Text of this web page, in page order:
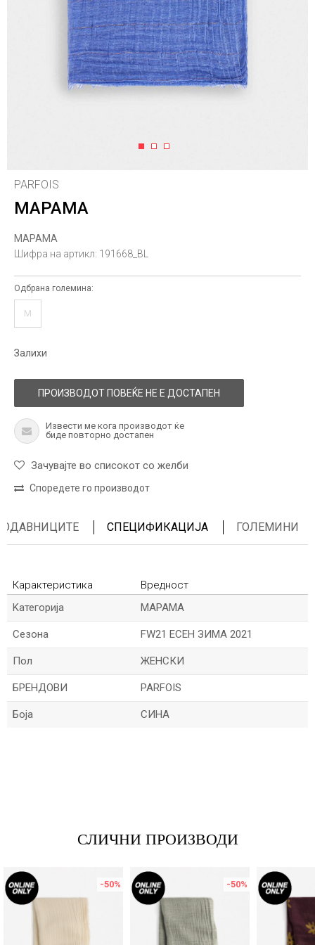
1 2 3
PARFOIS
МАРАМА
МАРАМА
Шифра на артикл: 191668_BL
Одбрана големина:
M
Залихи
ПРОИЗВОДОТ ПОВЕЌЕ НЕ Е ДОСТАПЕН
Извести ме кога производот ќе
биде повторно достапен
Зачувајте во списокот со желби
Споредете го производот
СПЕЦИФИКАЦИЈА ГОЛЕМИНИ
Карактеристика
Вредност
Kатегорија
МАРАМА
Сезона FW21 ЕСЕН ЗИМА 2021
Пол ЖЕНСКИ
БРЕНДОВИ PARFOIS
Боја СИНА
Порака
СЛИЧНИ ПРОИЗВОДИ
-50% -50%